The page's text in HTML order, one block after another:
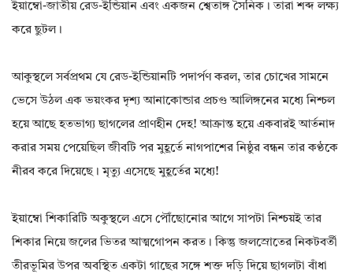
ইয়াম্বো-জাতীয় রেড-ইন্ডিয়ান এবং একজন শ্বেতাঙ্গ সৈনিক। তারা শব্দ লক্ষ্য
করে ছুটল।
আকুস্থলে সর্বপ্রথম যে রেড-ইন্ডিয়ানটি পদার্পণ করল, তার চোখের সামনে
ভেসে উঠল এক ভয়ংকর দৃশ্য আনাকোন্ডার প্রচণ্ড আলিঙ্গনের মধ্যে নিশ্চল
হয়ে আছে হতভাগ্য ছাগলের প্রাণহীন দেহ! আক্রান্ত হয়ে একবারই আর্তনাদ
করার সময় পেয়েছিল জীবটি পর মুহূর্তে নাগপাশের নিষ্ঠুর বন্ধন তার কণ্ঠকে
নীরব করে দিয়েছে। মৃত্যু এসেছে মুহূর্তের মধ্যে!
ইয়াম্বো শিকারিটি অকুস্থলে এসে পৌঁছোনোর আগে সাপটা নিশ্চয়ই তার
শিকার নিয়ে জলের ভিতর আত্মগোপন করত। কিন্তু জলস্রোতের নিকটবর্তী
তীরভূমির উপর অবস্থিত একটা গাছের সঙ্গে শক্ত দড়ি দিয়ে ছাগলটা বাঁধা